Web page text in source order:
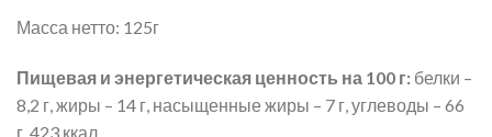
Масса нетто: 125г
Пищевая и энергетическая ценность на 100 г: белки –
8,2 г, жиры – 14 г, насыщенные жиры – 7 г, углеводы – 66
г, 423 ккал.